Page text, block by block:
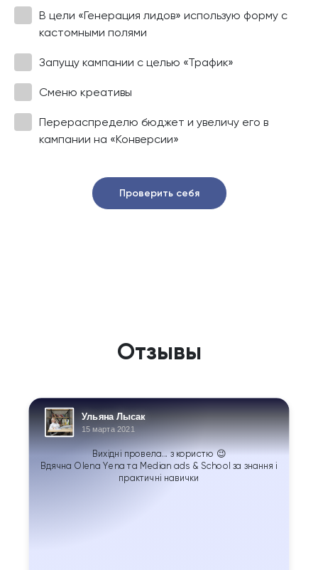
В цели «Генерация лидов» использую форму с
кастомными полями
Запущу кампании с целью «Трафик»
Сменю креативы
Перераспределю бюджет и увеличу его в
кампании на «Конверсии»
Проверить себя
Отзывы
Ульяна Лысак
15 марта 2021
Вихідні провела... з користю 😉
Вдячна Olena Yena та Median ads & School за знання і
практичні навички